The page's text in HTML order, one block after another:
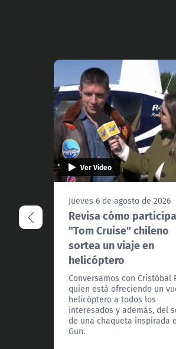
Ver Video
Jueves 6 de agosto de 2026
Revisa cómo
"Tom Cruise" chileno
sortea un viaje en
helicóptero
Conversamos con Cristóbal
quien está ofreciendo un
helicóptero a todos los
interesados y además, del
de una chaqueta inspirada
Gun.